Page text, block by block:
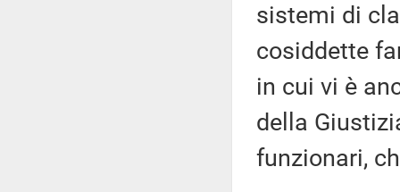
sistemi di
cosiddette
in cui vi è
della
funzionari,